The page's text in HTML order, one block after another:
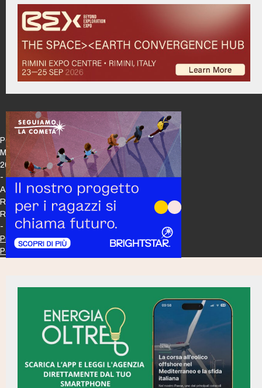
Policy
Maker
2026
-
All
Rights
Reserved
-
Privacy
Policy